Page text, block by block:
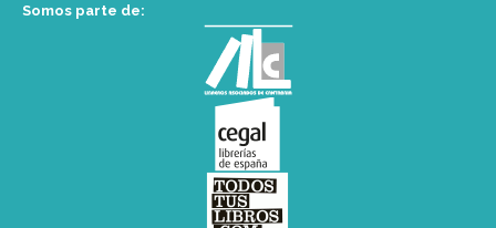
Somos parte de: